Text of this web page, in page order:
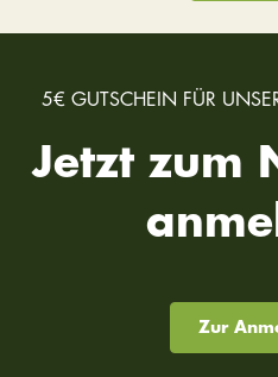
5€ GUTSCHEIN FÜR
Jetzt zum
Zur